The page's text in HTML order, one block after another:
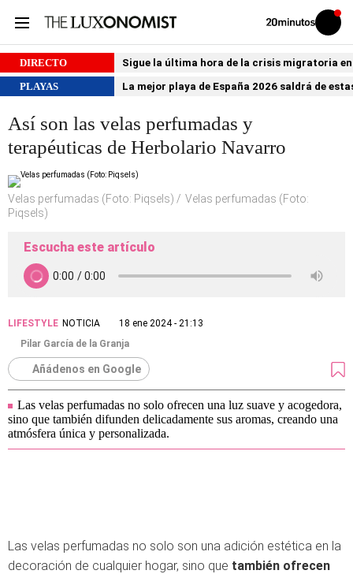
Volver
Iniciar
sesión
DIRECTO
Sigue la última hora de la crisis migratoria
PLAYAS
La mejor playa de España 2026 saldrá de
Así son las velas perfumadas y
terapéuticas de Herbolario Navarro
Velas perfumadas (Foto: Piqsels)
Velas perfumadas (Foto:
Piqsels)
Escucha este artículo
LIFESTYLE NOTICIA
18 ene 2024 - 21:13
Pilar García de la Granja
Añádenos en Google
Las velas perfumadas no solo ofrecen una luz suave y acogedora,
sino que también difunden delicadamente sus aromas, creando una
atmósfera única y personalizada.
Las velas perfumadas no solo son una adición estética en la
decoración de cualquier hogar, sino que también ofrecen